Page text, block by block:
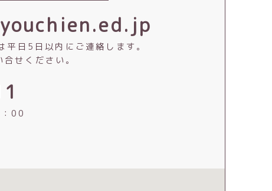
日5日以内にご連絡します。
せください。
00